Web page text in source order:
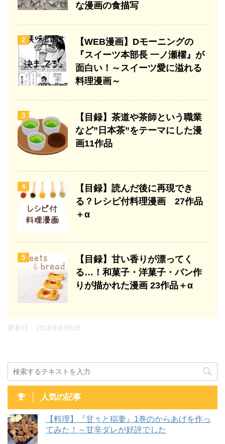
な漫画の食描写
2
【WEB漫画】Dモーニングの
『スイーツ本部長 一ノ瀬櫂』が
面白い！～スイーツ愛に溢れる
料理漫画～
3
【目録】茶道や茶師という職業
など”日本茶”をテーマにした漫
画11作品
4
【目録】読んだ後に再現でき
る？レシピ付料理漫画 27作品
＋α
5
【目録】甘い香りが漂ってく
る…！和菓子・洋菓子・パン作
りが描かれた漫画 23作品＋α
更新日： 2016年6月6日
人気の記事
【料理】『甘々と稲妻』1巻のからあげを作っ
てみた！～甘辛ダレが好評でした